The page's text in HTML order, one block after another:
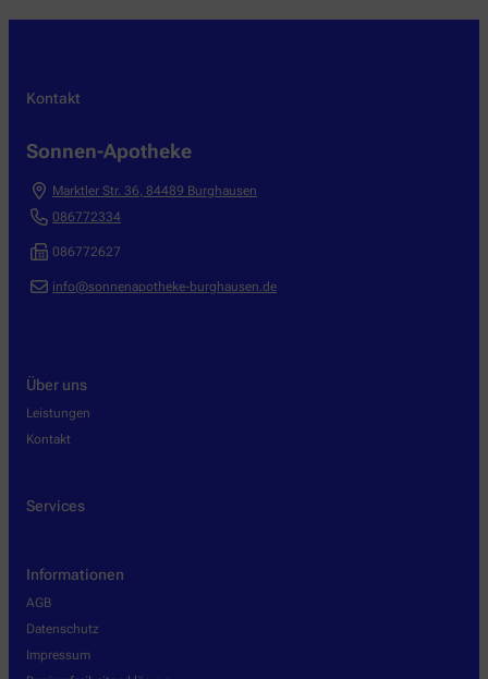
Kontakt
Sonnen-Apotheke
Marktler Str. 36, 84489 Burghausen
086772334
086772627
info@sonnenapotheke-burghausen.de
Über uns
Leistungen
Kontakt
Services
Informationen
AGB
Datenschutz
Impressum